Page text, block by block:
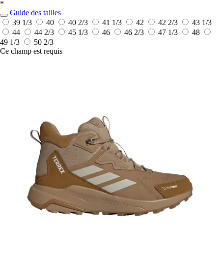
*
Guide des tailles
39 1/3
40 40 2/3 41 1/3 42 42 2/3
43 1/3
44
44 2/3 45 1/3 46 46 2/3 47 1/3
48
49 1/3
50 2/3
Ce champ est requis